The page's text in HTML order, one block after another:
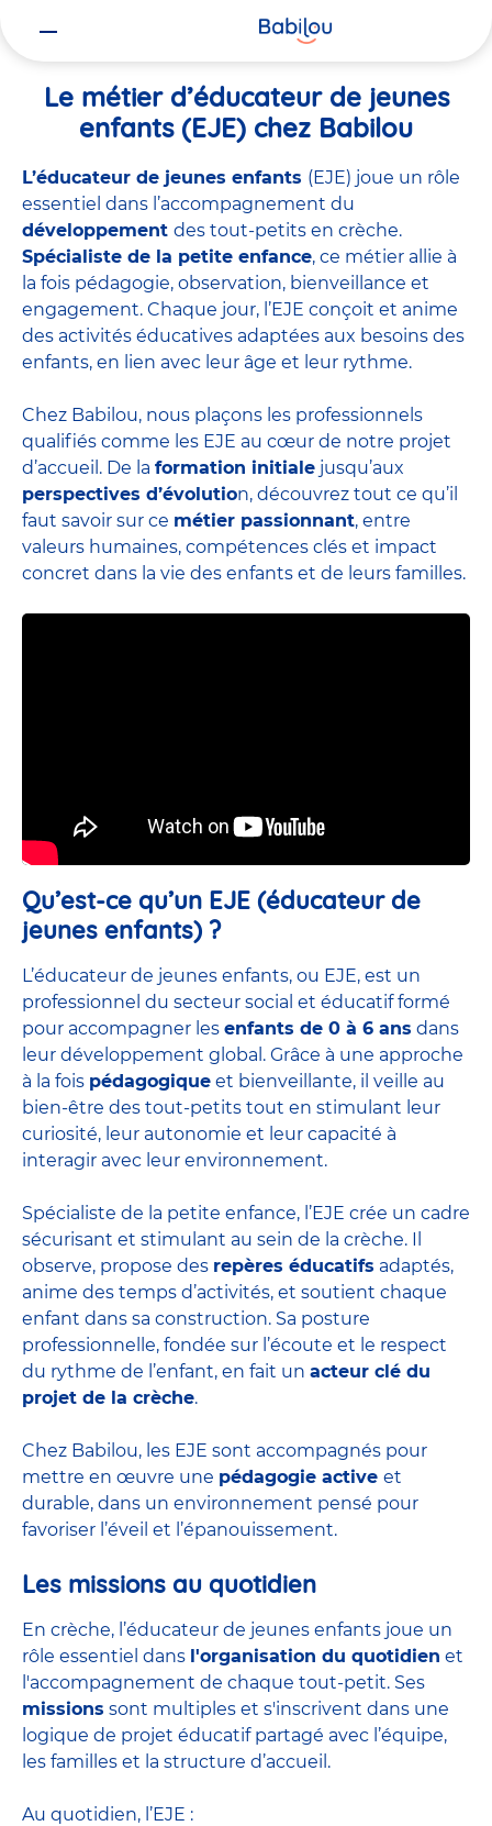
Le métier d’éducateur de jeunes
enfants (EJE) chez Babilou
L’éducateur de jeunes enfants (EJE) joue un rôle
essentiel dans l’accompagnement du
développement des tout-petits en crèche.
Spécialiste de la petite enfance, ce métier allie à
la fois pédagogie, observation, bienveillance et
engagement. Chaque jour, l’EJE conçoit et anime
des activités éducatives adaptées aux besoins des
enfants, en lien avec leur âge et leur rythme.
Chez Babilou, nous plaçons les professionnels
qualifiés comme les EJE au cœur de notre projet
d’accueil. De la formation initiale jusqu’aux
perspectives d’évolution, découvrez tout ce qu’il
faut savoir sur ce métier passionnant, entre
valeurs humaines, compétences clés et impact
concret dans la vie des enfants et de leurs familles.
Qu’est-ce qu’un EJE (éducateur de
jeunes enfants) ?
L’éducateur de jeunes enfants, ou EJE, est un
professionnel du secteur social et éducatif formé
pour accompagner les enfants de 0 à 6 ans dans
leur développement global. Grâce à une approche
à la fois pédagogique et bienveillante, il veille au
bien-être des tout-petits tout en stimulant leur
curiosité, leur autonomie et leur capacité à
interagir avec leur environnement.
Spécialiste de la petite enfance, l’EJE crée un cadre
sécurisant et stimulant au sein de la crèche. Il
observe, propose des repères éducatifs adaptés,
anime des temps d’activités, et soutient chaque
enfant dans sa construction. Sa posture
professionnelle, fondée sur l’écoute et le respect
du rythme de l’enfant, en fait un acteur clé du
projet de la crèche.
Chez Babilou, les EJE sont accompagnés pour
mettre en œuvre une pédagogie active et
durable, dans un environnement pensé pour
favoriser l’éveil et l’épanouissement.
Les missions au quotidien
En crèche, l’éducateur de jeunes enfants joue un
rôle essentiel dans l'organisation du quotidien et
l'accompagnement de chaque tout-petit. Ses
missions sont multiples et s'inscrivent dans une
logique de projet éducatif partagé avec l’équipe,
les familles et la structure d’accueil.
Au quotidien, l’EJE :